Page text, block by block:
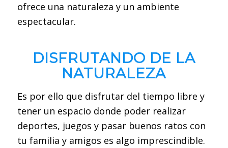
ofrece una naturaleza y un ambiente
espectacular.
DISFRUTANDO DE LA
NATURALEZA
Es por ello que disfrutar del tiempo libre y
tener un espacio donde poder realizar
deportes, juegos y pasar buenos ratos con
tu familia y amigos es algo imprescindible.